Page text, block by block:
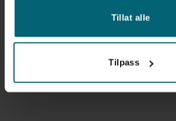
Tillat alle
Tilpass